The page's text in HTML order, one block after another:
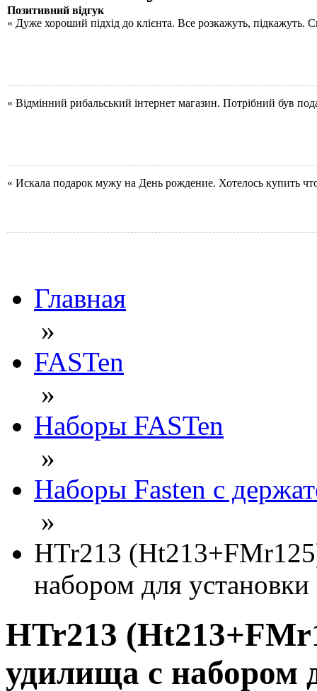
Позитивний відгук
« Дуже хороший підхід до клієнта. Все розкажуть, підкажуть.
« Відмінний рибальський інтернет магазин. Потрібний був
« Искала подарок мужу на День рождение. Хотелось купить
Главная
»
FASTen
»
Наборы FASTen
»
Наборы Fasten с
»
HTr213
набором для
HTr213
удилища с набором